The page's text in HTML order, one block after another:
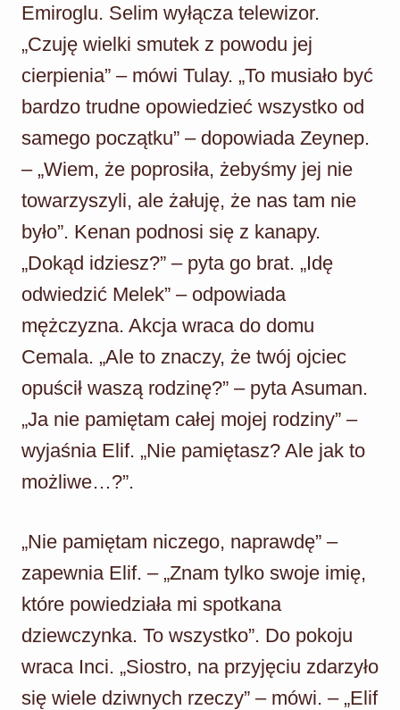
Emiroglu. Selim wyłącza telewizor.
„Czuję wielki smutek z powodu jej
cierpienia” – mówi Tulay. „To musiało być
bardzo trudne opowiedzieć wszystko od
samego początku” – dopowiada Zeynep.
– „Wiem, że poprosiła, żebyśmy jej nie
towarzyszyli, ale żałuję, że nas tam nie
było”. Kenan podnosi się z kanapy.
„Dokąd idziesz?” – pyta go brat. „Idę
odwiedzić Melek” – odpowiada
mężczyzna. Akcja wraca do domu
Cemala. „Ale to znaczy, że twój ojciec
opuścił waszą rodzinę?” – pyta Asuman.
„Ja nie pamiętam całej mojej rodziny” –
wyjaśnia Elif. „Nie pamiętasz? Ale jak to
możliwe…?”.
„Nie pamiętam niczego, naprawdę” –
zapewnia Elif. – „Znam tylko swoje imię,
które powiedziała mi spotkana
dziewczynka. To wszystko”. Do pokoju
wraca Inci. „Siostro, na przyjęciu zdarzyło
się wiele dziwnych rzeczy” – mówi. – „Elif